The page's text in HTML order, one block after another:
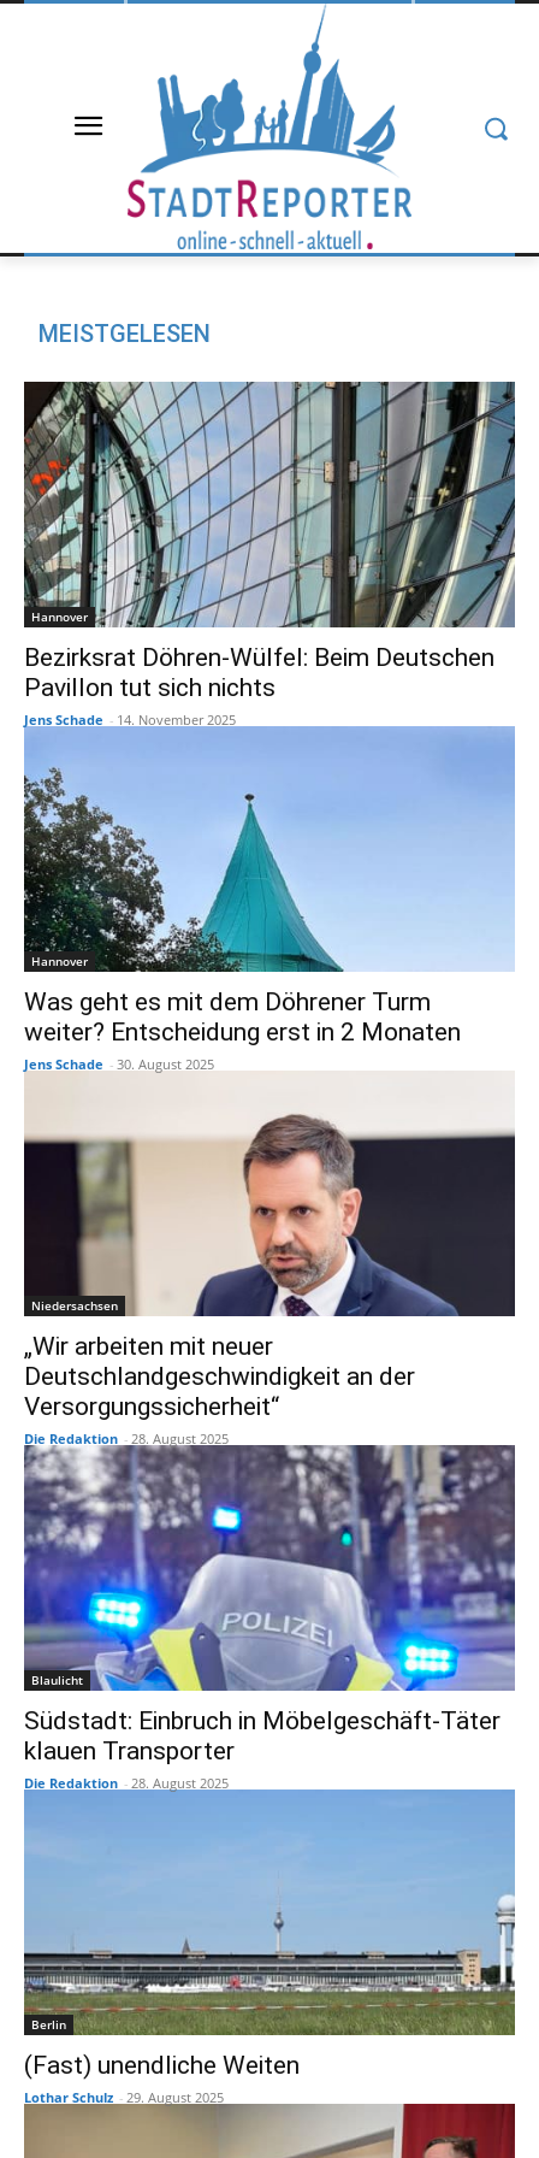
MEISTGELESEN
Hannover
Bezirksrat Döhren-Wülfel: Beim Deutschen
Pavillon tut sich nichts
Jens Schade - 14. November 2025
Hannover
Was geht es mit dem Döhrener Turm
weiter? Entscheidung erst in 2 Monaten
Jens Schade - 30. August 2025
Niedersachsen
„Wir arbeiten mit neuer
Deutschlandgeschwindigkeit an der
Versorgungssicherheit“
Die Redaktion - 28. August 2025
Blaulicht
Südstadt: Einbruch in Möbelgeschäft-Täter
klauen Transporter
Die Redaktion - 28. August 2025
Berlin
(Fast) unendliche Weiten
Lothar Schulz - 29. August 2025